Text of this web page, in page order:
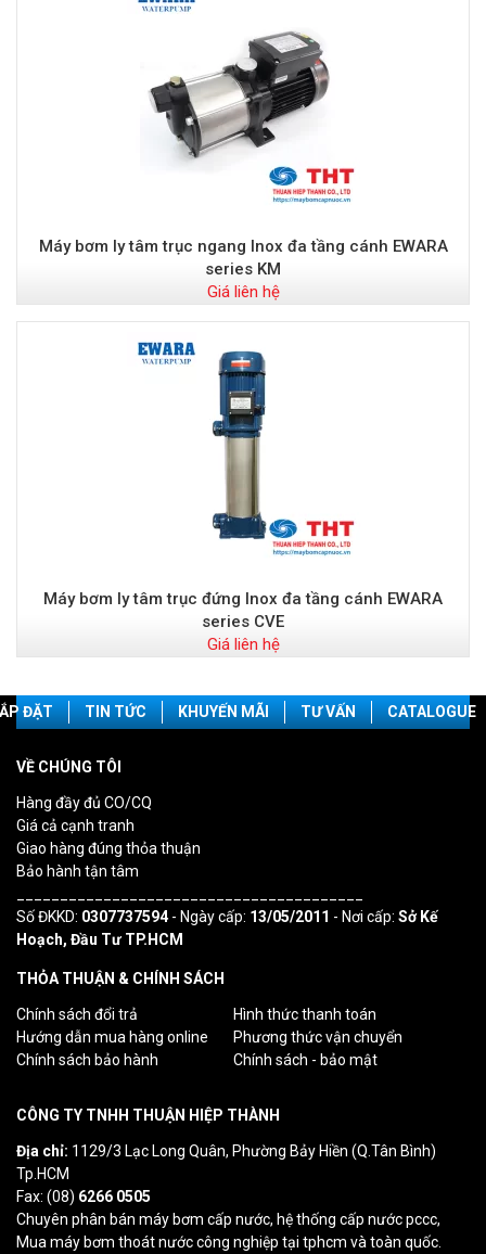
Máy bơm ly tâm trục ngang Inox đa tầng cánh EWARA
series KM
Giá liên hệ
Máy bơm ly tâm trục đứng Inox đa tầng cánh EWARA
series CVE
Giá liên hệ
ĐẶT TIN TỨC KHUYẾN MÃI TƯ VẤN CATALOGUE
VỀ CHÚNG TÔI
Hàng đầy đủ CO/CQ
Giá cả cạnh tranh
Giao hàng đúng thỏa thuận
Bảo hành tận tâm
Số ĐKKD: 0307737594- Ngày cấp: 13/05/2011 - Nơi cấp: Sở Kế
Hoạch, Đầu Tư TP.HCM
THỎA THUẬN & CHÍNH SÁCH
Chính sách đổi trả
Hình thức thanh toán
Hướng dẫn mua hàng online
Phương thức vận chuyển
Chính sách bảo hành
Chính sách - bảo mật
CÔNG TY TNHH THUẬN HIỆP THÀNH
Địa chỉ: 1129/3 Lạc Long Quân, Phường Bảy Hiền (Q.Tân Bình)
Tp.HCM
Fax: (08) 6266 0505
Chuyên phân bán máy bơm cấp nước, hệ thống cấp nước pccc,
Mua máy bơm thoát nước công nghiệp tại tphcm và toàn quốc.